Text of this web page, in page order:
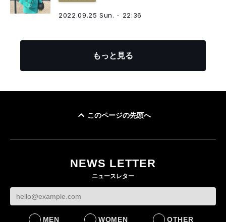
2022.09.25 Sun. - 22:36
もっと見る
このページの先頭へ
NEWS LETTER
ニュースレター
MEN WOMEN OTHER